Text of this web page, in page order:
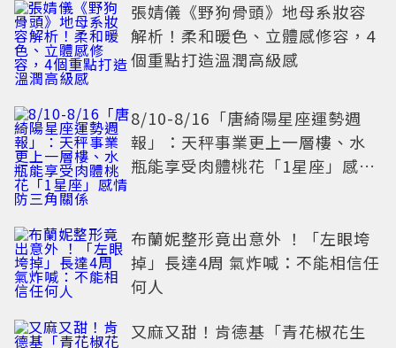
張婧儀《野狗骨頭》地母系妝容
解析！柔和暖色、立體感修容，4
個重點打造溫潤高級感
8/10-8/16「唐綺陽星座運勢週
報」：天秤事業更上一層樓、水
瓶能享受肉體桃花「1星座」感情
布蘭妮整形竟出意外 ！「左眼垮
掉」長達4周 氣炸喊：不能相信任
何人
又麻又甜！肯德基「青花椒花生